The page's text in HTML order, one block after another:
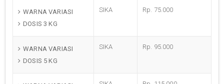
WARNA VARIASI
DOSIS 3 KG
SIKA Rp. 75.000
WARNA VARIASI
DOSIS 5 KG
SIKA Rp. 95.000